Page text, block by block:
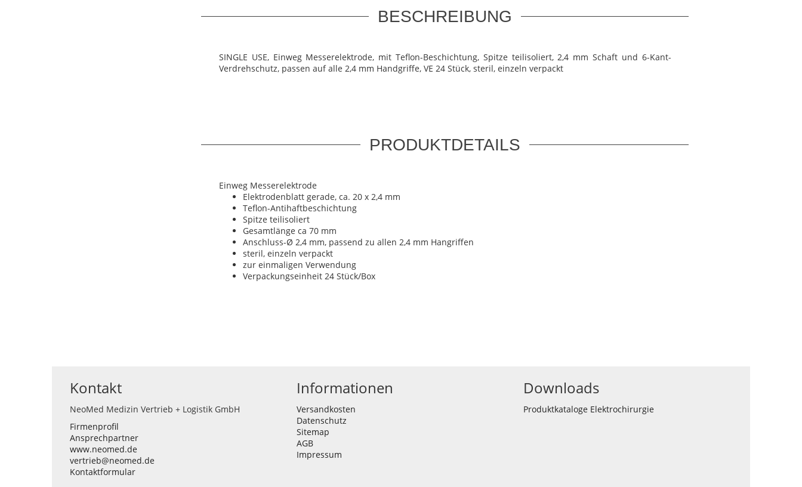
BESCHREIBUNG
SINGLE USE, Einweg Messerelektrode, mit Teflon-Beschichtung, Spitze teilisoliert, 2,4 mm Schaft und 6-Kant-
Verdrehschutz, passen auf alle 2,4 mm Handgriffe, VE 24 Stück, steril, einzeln verpackt
PRODUKTDETAILS
Einweg Messerelektrode
Elektrodenblatt gerade, ca. 20 x 2,4 mm
Teflon-Antihaftbeschichtung
Spitze teilisoliert
Gesamtlänge ca 70 mm
Anschluss-Ø 2,4 mm, passend zu allen 2,4 mm Hangriffen
steril, einzeln verpackt
zur einmaligen Verwendung
Verpackungseinheit 24 Stück/Box
Kontakt
NeoMed Medizin Vertrieb + Logistik GmbH
Firmenprofil
Ansprechpartner
www.neomed.de
vertrieb@neomed.de
Kontaktformular
Informationen
Versandkosten
Datenschutz
Sitemap
AGB
Impressum
Downloads
Produktkataloge Elektrochirurgie